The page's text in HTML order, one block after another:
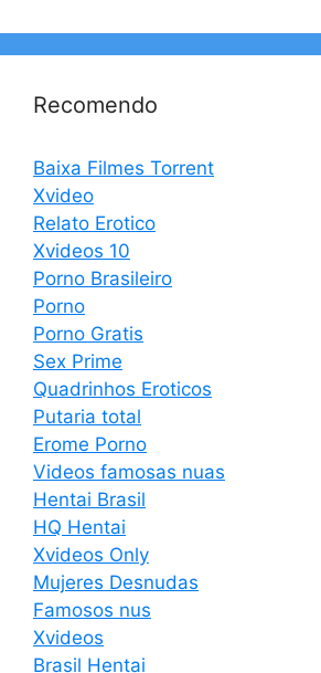
Recomendo
Baixa Filmes Torrent
Xvideo
Relato Erotico
Xvideos 10
Porno Brasileiro
Porno
Porno Gratis
Sex Prime
Quadrinhos Eroticos
Putaria total
Erome Porno
Videos famosas nuas
Hentai Brasil
HQ Hentai
Xvideos Only
Mujeres Desnudas
Famosos nus
Xvideos
Brasil Hentai